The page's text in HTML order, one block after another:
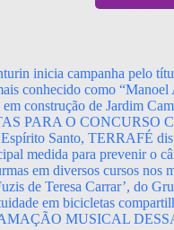
inicia campanha pelo
conhecido como
construção de Jardim
PARA O CONCURSO
Santo, TERRAFÉ
medida para prevenir o
em diversos cursos nos
de Teresa Carrar’, do
em bicicletas
MUSICAL